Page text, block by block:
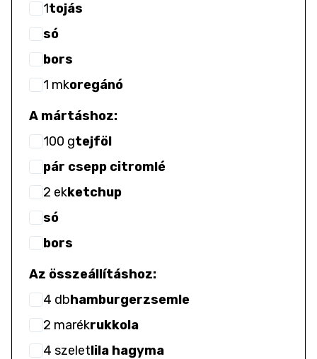
1tojás
só
bors
1 mkoregánó
A mártáshoz:
100 gtejföl
pár csepp citromlé
2 ekketchup
só
bors
Az összeállításhoz:
4 dbhamburgerzsemle
2 marékrukkola
4 szeletlila hagyma